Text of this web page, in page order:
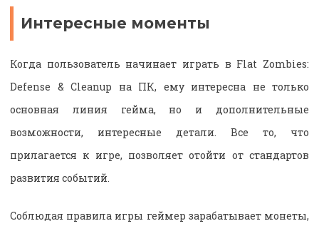
Интересные моменты
Когда пользователь начинает играть в Flat Zombies:
Defense & Cleanup на ПК, ему интересна не только
основная линия гейма, но и дополнительные
возможности, интересные детали. Все то, что
прилагается к игре, позволяет отойти от стандартов
развития событий.
Соблюдая правила игры геймер зарабатывает монеты,